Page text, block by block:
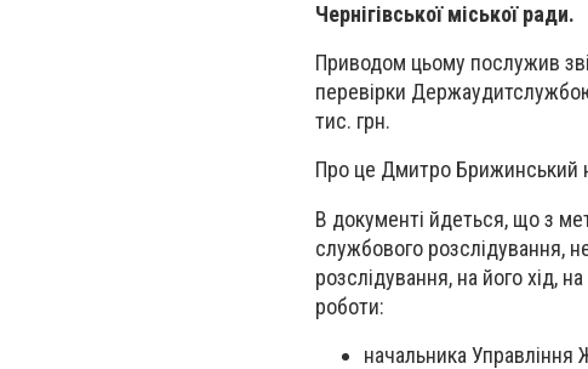
Чернігівської міської ради.
Приводом цьому послужив
перевірки
тис. грн.
Про це Дмитро Брижинський
В документі йдеться, що з
службового розслідування,
розслідування, на його хід,
роботи:
начальника